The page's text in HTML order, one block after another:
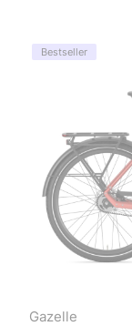
Bestseller
Gazelle